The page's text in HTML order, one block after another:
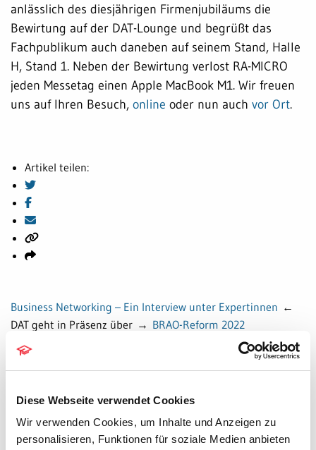
Diese Webseite verwendet Cookies
Wir verwenden Cookies, um Inhalte und Anzeigen zu
personalisieren, Funktionen für soziale Medien anbieten
anlässlich des diesjährigen Firmenjubiläums die
Bewirtung auf der DAT-Lounge und begrüßt das
Fachpublikum auch daneben auf seinem Stand, Halle
H, Stand 1. Neben der Bewirtung verlost RA-MICRO
jeden Messetag einen Apple MacBook M1. Wir freuen
uns auf Ihren Besuch, online oder nun auch vor Ort.
Artikel teilen:
Business Networking – Ein Interview unter Expertinnen ←
DAT geht in Präsenz über → BRAO-Reform 2022
06.08.2026